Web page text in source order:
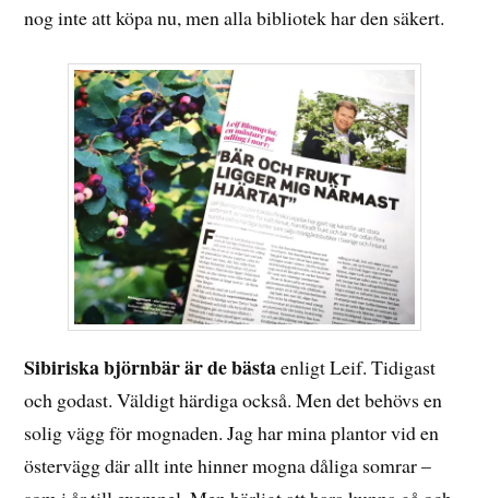
nog inte att köpa nu, men alla bibliotek har den säkert.
Sibiriska björnbär är de bästaenligt Leif. Tidigast
och godast. Väldigt härdiga också. Men det behövs en
solig vägg för mognaden. Jag har mina plantor vid en
östervägg där allt inte hinner mogna dåliga somrar –